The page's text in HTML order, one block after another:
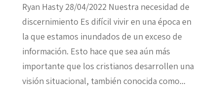
Ryan Hasty 28/04/2022 Nuestra necesidad de
discernimiento Es difícil vivir en una época en
la que estamos inundados de un exceso de
información. Esto hace que sea aún más
importante que los cristianos desarrollen una
visión situacional, también conocida como...